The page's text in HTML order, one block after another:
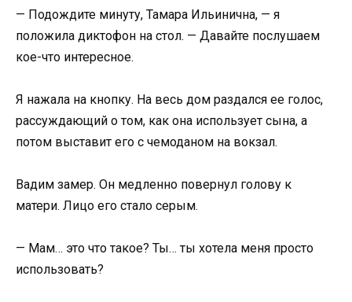
— Подождите минуту, Тамара Ильинична, — я
положила диктофон на стол. — Давайте послушаем
кое-что интересное.
Я нажала на кнопку. На весь дом раздался ее голос,
рассуждающий о том, как она использует сына, а
потом выставит его с чемоданом на вокзал.
Вадим замер. Он медленно повернул голову к
матери. Лицо его стало серым.
— Мам… это что такое? Ты… ты хотела меня просто
использовать?